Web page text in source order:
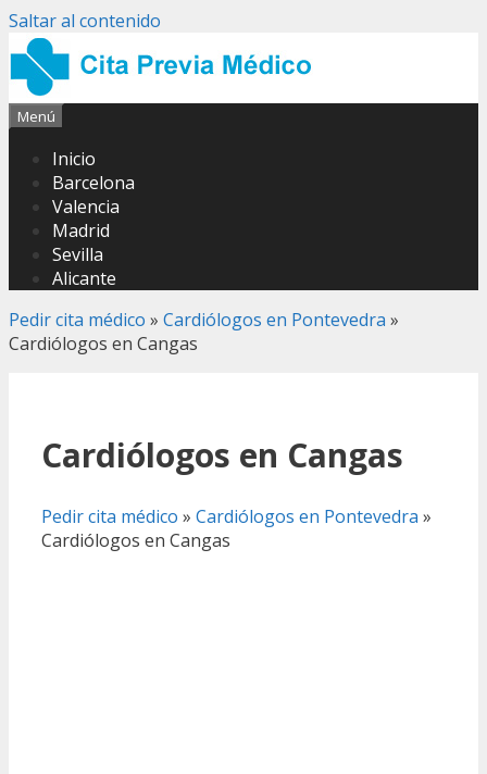
Saltar al contenido
Menú
Inicio
Barcelona
Valencia
Madrid
Sevilla
Alicante
Pedir cita médico » Cardiólogos en Pontevedra »
Cardiólogos en Cangas
Cardiólogos en Cangas
Pedir cita médico » Cardiólogos en Pontevedra »
Cardiólogos en Cangas